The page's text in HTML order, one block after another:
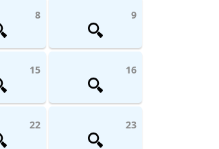
8 9
15 16
22 23